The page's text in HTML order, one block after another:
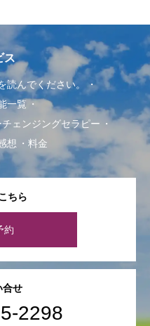
ス
読んでください。
一覧
ェンジングセラピー
想
料金
ちら
約
合せ
2298